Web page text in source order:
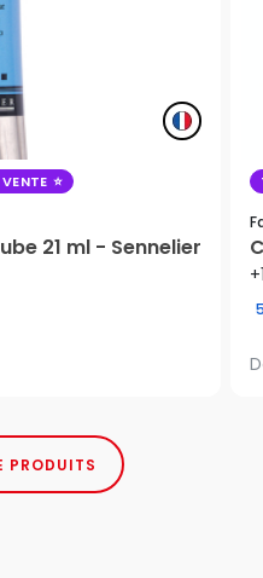
21 ml - Sennelier
PRODUITS